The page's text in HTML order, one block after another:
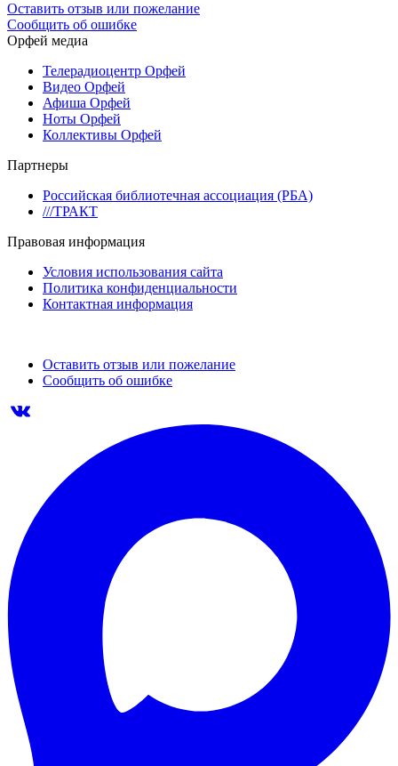
Оставить отзыв или пожелание
Сообщить об ошибке
Орфей медиа
Телерадиоцентр Орфей
Видео Орфей
Афиша Орфей
Ноты Орфей
Коллективы Орфей
Партнеры
Российская библиотечная ассоциация (РБА)
///ТРАКТ
Правовая информация
Условия использования сайта
Политика конфиденциальности
Контактная информация
Оставить отзыв или пожелание
Сообщить об ошибке